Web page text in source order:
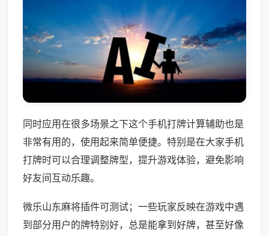
同时应用在很多场景之下这个手机打牌计算辅助也是
非常有用的，使用起来简单便捷。特别是在大家手机
打牌时可以合理调整牌型，提升游戏体验，避免影响
好友间互动乐趣。
微乐山东麻将插件可测试；一些玩家反映在游戏中遇
到部分用户的牌特别好，总是能拿到好牌，甚至好像